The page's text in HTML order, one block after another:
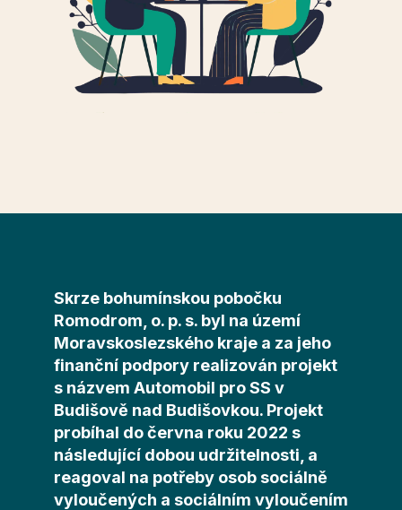
Skrze bohumínskou pobočku
Romodrom, o. p. s. byl na území
Moravskoslezského kraje a za jeho
finanční podpory realizován projekt
s názvem Automobil pro SS v
Budišově nad Budišovkou. Projekt
probíhal do června roku 2022 s
následující dobou udržitelnosti, a
reagoval na potřeby osob sociálně
vyloučených a sociálním vyloučením